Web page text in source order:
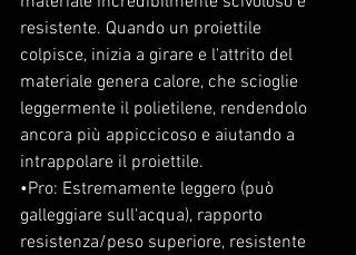
resistente. Quando un proiettile
colpisce, inizia a girare e l'attrito del
materiale genera calore, che scioglie
leggermente il polietilene, rendendolo
ancora più appiccicoso e aiutando a
intrappolare il proiettile.
•Pro: Estremamente leggero (può
galleggiare sull'acqua), rapporto
resistenza/peso superiore, resistente